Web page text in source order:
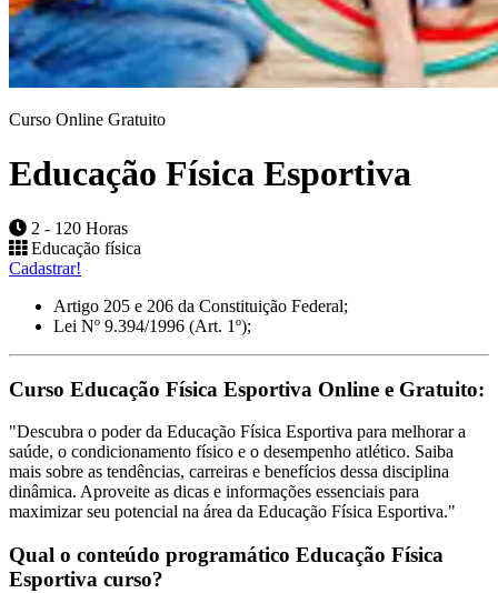
Curso Online Gratuito
Educação Física Esportiva
2 - 120 Horas
Educação física
Cadastrar!
Artigo 205 e 206 da Constituição Federal;
Lei Nº 9.394/1996 (Art. 1º);
Curso Educação Física Esportiva Online e Gratuito:
"Descubra o poder da Educação Física Esportiva para melhorar a
saúde, o condicionamento físico e o desempenho atlético. Saiba
mais sobre as tendências, carreiras e benefícios dessa disciplina
dinâmica. Aproveite as dicas e informações essenciais para
maximizar seu potencial na área da Educação Física Esportiva."
Qual o conteúdo programático Educação Física
Esportiva curso?